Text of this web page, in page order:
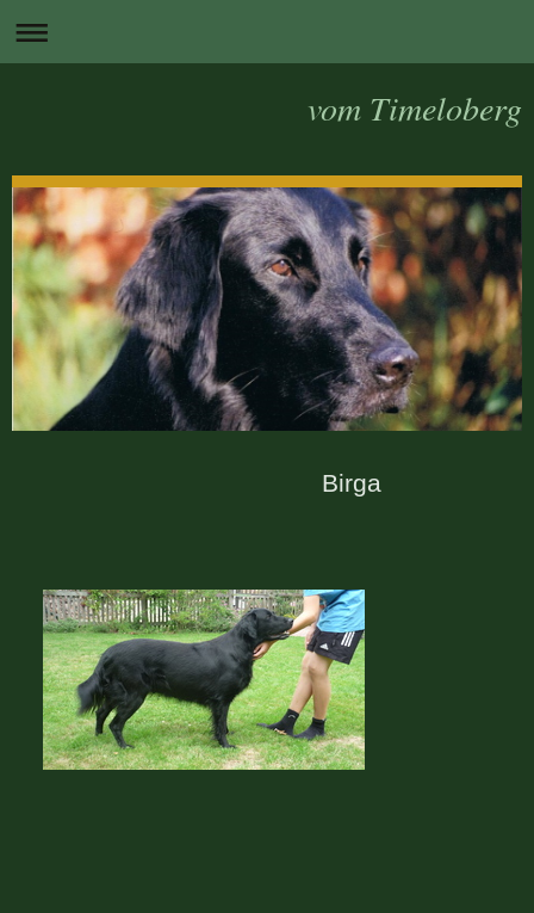
vom Timeloberg
Birga